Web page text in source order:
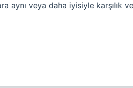
aynı veya daha iyisiyle karşılık